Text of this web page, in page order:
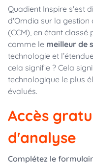
Quadient Inspire s'est
d'Omdia sur la gestion
(CCM), en étant classé
comme le meilleur de
technologie et
cela signifie ? Cela
technologique le plus
évalués.
Accès
d'analyse
Complétez le